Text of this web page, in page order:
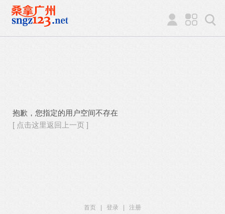
抱歉，您指定的用户空间不存在
[ 点击这里返回上一页 ]
首页 登录
注册